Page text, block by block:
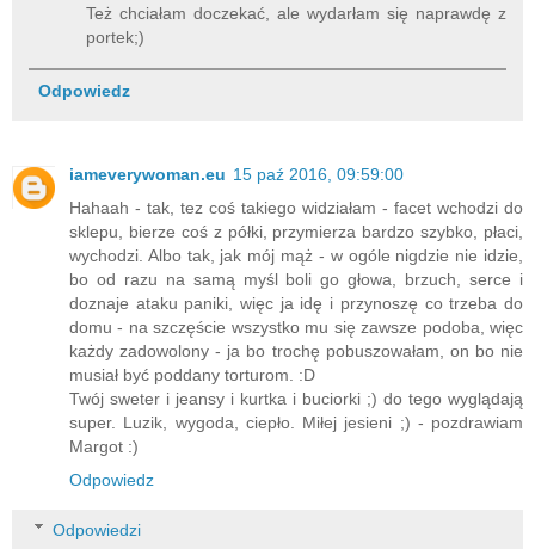
Też chciałam doczekać, ale wydarłam się naprawdę z
portek;)
Odpowiedz
iameverywoman.eu 15 paź 2016, 09:59:00
Hahaah - tak, tez coś takiego widziałam - facet wchodzi do
sklepu, bierze coś z półki, przymierza bardzo szybko, płaci,
wychodzi. Albo tak, jak mój mąż - w ogóle nigdzie nie idzie,
bo od razu na samą myśl boli go głowa, brzuch, serce i
doznaje ataku paniki, więc ja idę i przynoszę co trzeba do
domu - na szczęście wszystko mu się zawsze podoba, więc
każdy zadowolony - ja bo trochę pobuszowałam, on bo nie
musiał być poddany torturom. :D
Twój sweter i jeansy i kurtka i buciorki ;) do tego wyglądają
super. Luzik, wygoda, ciepło. Miłej jesieni ;) - pozdrawiam
Margot :)
Odpowiedz
Odpowiedzi